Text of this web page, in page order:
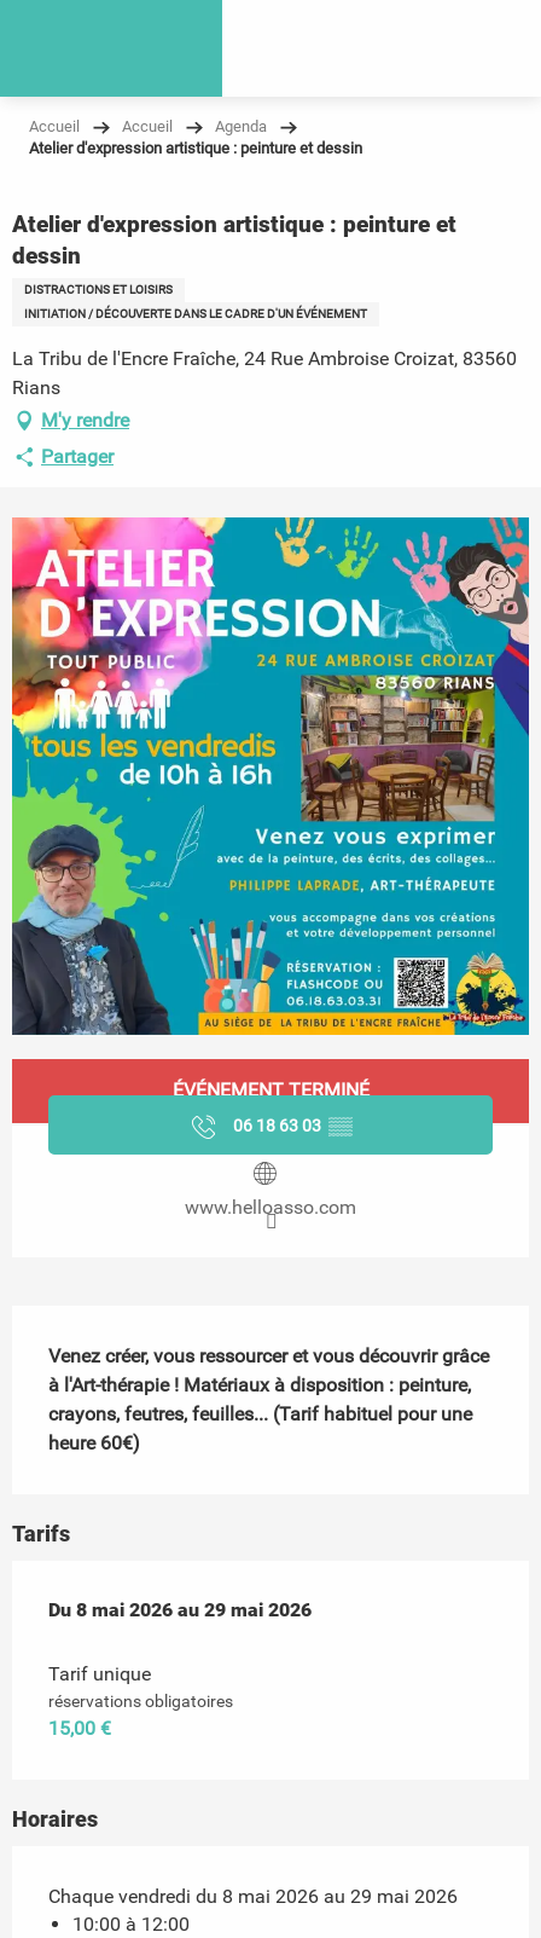
Accueil Accueil
Agenda
Atelier d'expression artistique : peinture et dessin
Atelier d'expression artistique : peinture et
dessin
DISTRACTIONS ET LOISIRS
INITIATION / DÉCOUVERTE DANS LE CADRE D'UN ÉVÉNEMENT
La Tribu de l'Encre Fraîche, 24 Rue Ambroise Croizat, 83560
Rians
M'y rendre
Partager
Ouverture et coordonnées
ÉVÉNEMENT TERMINÉ
06 18 63 03 ▒▒
www.helloasso.com
Venez créer, vous ressourcer et vous découvrir grâce
à l'Art-thérapie ! Matériaux à disposition : peinture,
crayons, feutres, feuilles... (Tarif habituel pour une
heure 60€)
Tarifs
Du 8 mai 2026 au 29 mai 2026
Du 8 mai 2026 au 29 mai 2026
Tarif unique
réservations obligatoires
15,00 €
Horaires
Chaque vendredi du 8 mai 2026 au 29 mai 2026
10:00 à 12:00